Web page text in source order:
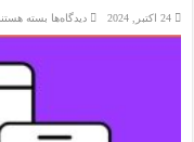
24 اکتبر, 2024 دیدگاه‌ها برای
سایت
کرمان:
راهنمای
موفق
بسته